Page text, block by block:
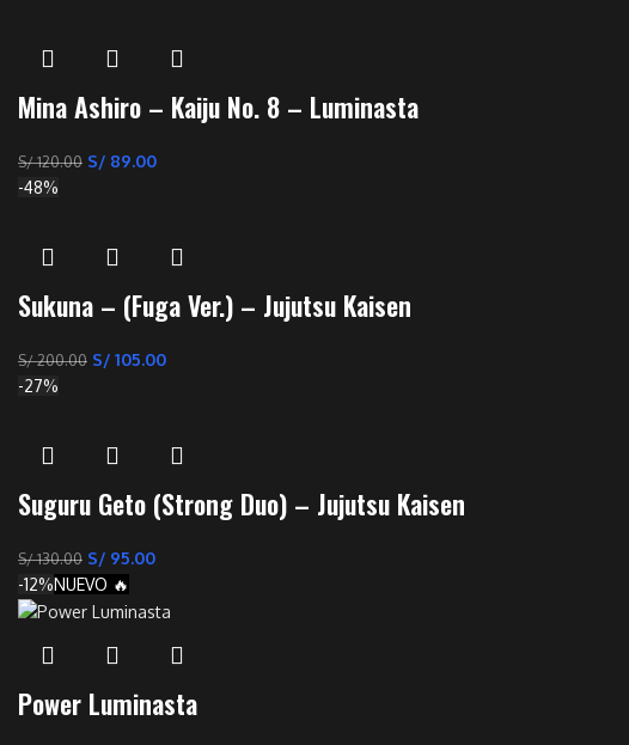
Mina Ashiro – Kaiju No. 8 – Luminasta
S/120.00 S/ 89.00
-48%
Sukuna – (Fuga Ver.) – Jujutsu Kaisen
S/200.00 S/ 105.00
-27%
Suguru Geto (Strong Duo) – Jujutsu Kaisen
S/130.00 S/ 95.00
-12%NUEVO 🔥
Power Luminasta